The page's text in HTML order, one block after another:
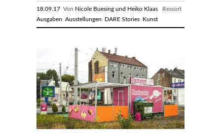
18.09.17 Von Nicole Buesing und Heiko Klaas Ressort
Ausgaben Ausstellungen DARE Stories Kunst